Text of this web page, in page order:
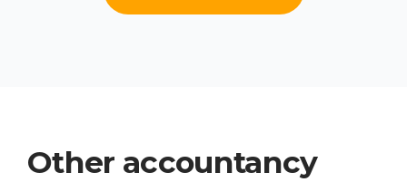
Other accountancy